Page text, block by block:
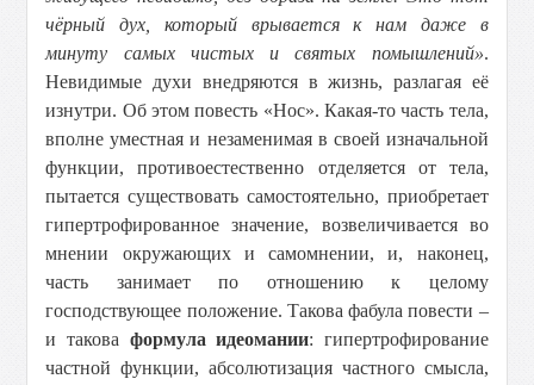
чёрный дух, который врывается к нам даже в
минуту самых чистых и святых помышлений».
Невидимые духи внедряются в жизнь, разлагая её
изнутри. Об этом повесть «Нос». Какая-то часть тела,
вполне уместная и незаменимая в своей изначальной
функции, противоестественно отделяется от тела,
пытается существовать самостоятельно, приобретает
гипертрофированное значение, возвеличивается во
мнении окружающих и самомнении, и, наконец,
часть занимает по отношению к целому
господствующее положение. Такова фабула повести –
и такова формула идеомании: гипертрофирование
частной функции, абсолютизация частного смысла,